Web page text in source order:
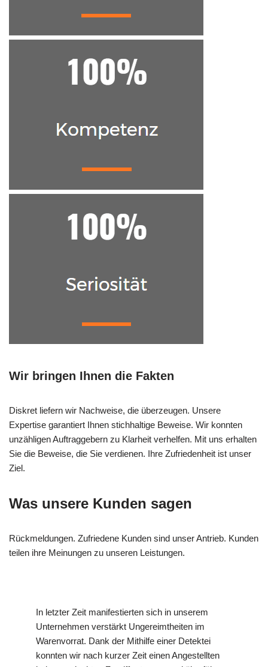
Wir bringen Ihnen die Fakten
Diskret liefern wir Nachweise, die überzeugen. Unsere
Expertise garantiert Ihnen stichhaltige Beweise. Wir konnten
unzähligen Auftraggebern zu Klarheit verhelfen. Mit uns erhalten
Sie die Beweise, die Sie verdienen. Ihre Zufriedenheit ist unser
Ziel.
Was unsere Kunden sagen
Rückmeldungen. Zufriedene Kunden sind unser Antrieb. Kunden
teilen ihre Meinungen zu unseren Leistungen.
In letzter Zeit manifestierten sich in unserem
Unternehmen verstärkt Ungereimtheiten im
Warenvorrat. Dank der Mithilfe einer Detektei
konnten wir nach kurzer Zeit einen Angestellten